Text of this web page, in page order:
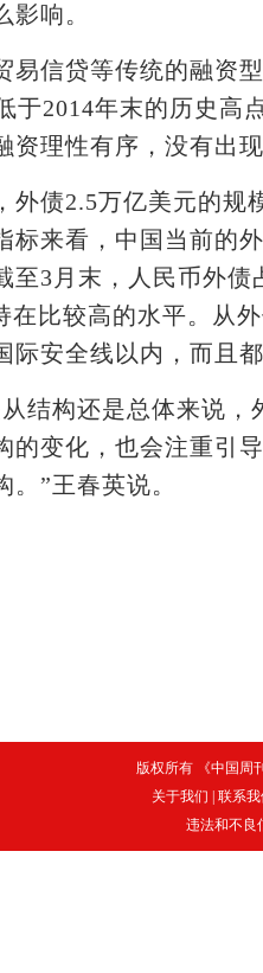
响。
信贷等传统的融资型
于2014年末的历史
资理性有序，没有出
债2.5万亿美元的规
标来看，中国当前的
至3月末，人民币外
在比较高的水平。从
际安全线以内，而且
构还是总体来说，
的变化，也会注重引
”王春英说。
版权所有 《中国周
关于我们
联系
违法和不良